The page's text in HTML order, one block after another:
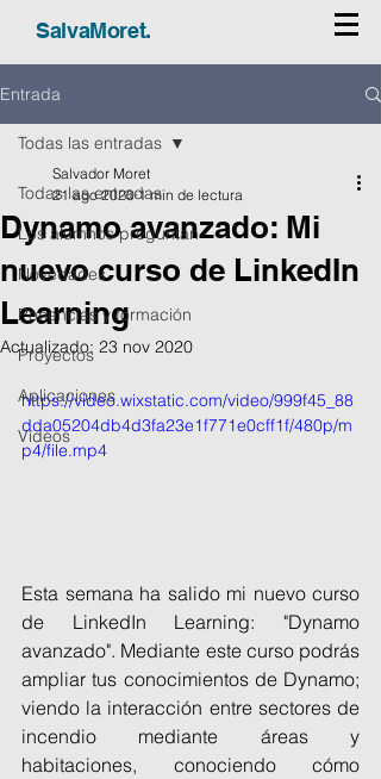
SalvaMoret.
Entrada
Todas las entradas
Los alumnos preguntan
Novedades
Ponencias y formación
Proyectos
Aplicaciones
Vídeos
Todas las entradas
Dynamo avanzado: Mi
nuevo curso de LinkedIn
Learning
Salvador Moret
21 ago 2020 1 min de lectura
Actualizado: 23 nov 2020
https://video.wixstatic.com/video/999f45_88
dda05204db4d3fa23e1f771e0cff1f/480p/m
p4/file.mp4
Esta semana ha salido mi nuevo curso
de LinkedIn Learning: "Dynamo
avanzado". Mediante este curso podrás
ampliar tus conocimientos de Dynamo;
viendo la interacción entre sectores de
incendio mediante áreas y
habitaciones, conociendo cómo